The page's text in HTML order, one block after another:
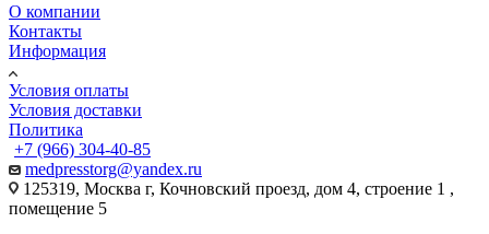
О компании
Контакты
Информация
Условия оплаты
Условия доставки
Политика
+7 (966) 304-40-85
medpresstorg@yandex.ru
125319, Москва г, Кочновский проезд, дом 4, строение 1 ,
помещение 5